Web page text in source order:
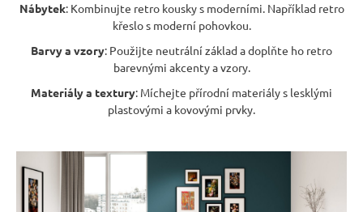
Nábytek: Kombinujte retro kousky s moderními. Například retro
křeslo s moderní pohovkou.
Barvy a vzory: Použijte neutrální základ a doplňte ho retro
barevnými akcenty a vzory.
Materiály a textury: Míchejte přírodní materiály s lesklými
plastovými a kovovými prvky.